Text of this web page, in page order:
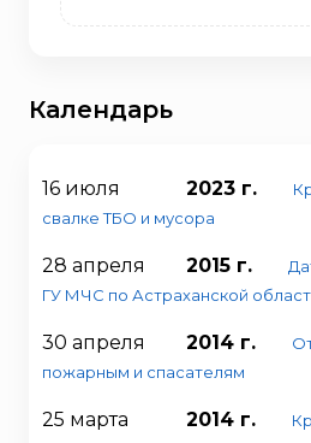
Календарь
16 июля 2023 г.
свалке ТБО и мусора
28 апреля 2015 г.
ГУ МЧС по Астраханской
30 апреля 2014 г.
пожарным и спасателям
25 марта 2014 г.